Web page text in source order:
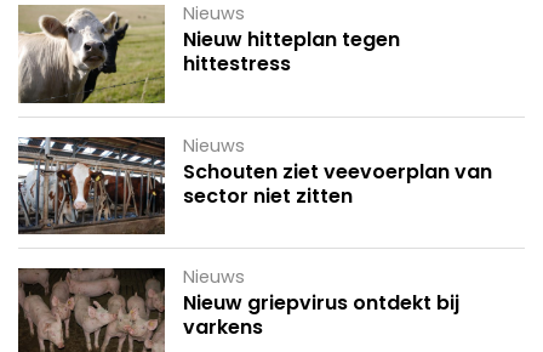
Nieuws
Nieuw hitteplan tegen
hittestress
Nieuws
Schouten ziet veevoerplan van
sector niet zitten
Nieuws
Nieuw griepvirus ontdekt bij
varkens